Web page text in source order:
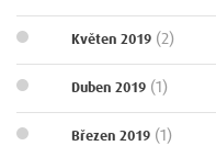
Květen 2019 (2)
Duben 2019 (1)
Březen 2019 (1)